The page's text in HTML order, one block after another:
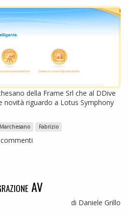
della Frame Srl che al DDive
novità riguardo a Lotus Symphony
Marchesano Fabrizio
AV
di Daniele Grillo